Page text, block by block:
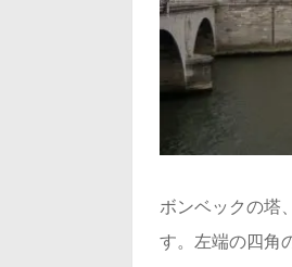
ボンベックの塔
す。左端の四角